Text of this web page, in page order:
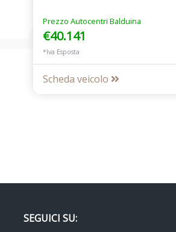
Prezzo Autocentri Balduina
€40.141
*Iva Esposta
Scheda veicolo
SEGUICI SU: